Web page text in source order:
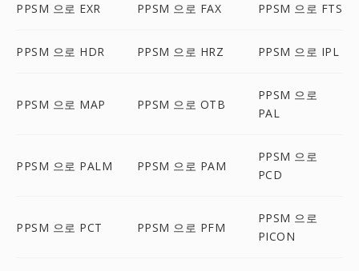
PPSM 으로 EXR PPSM 으로 FAX PPSM 으로 FTS
PPSM 으로 HDR PPSM 으로 HRZ PPSM 으로 IPL
PPSM 으로 MAP PPSM 으로 OTB
PPSM 으로
PAL
PPSM 으로 PALM PPSM 으로 PAM
PPSM 으로
PCD
PPSM 으로 PCT PPSM 으로 PFM
PPSM 으로
PICON